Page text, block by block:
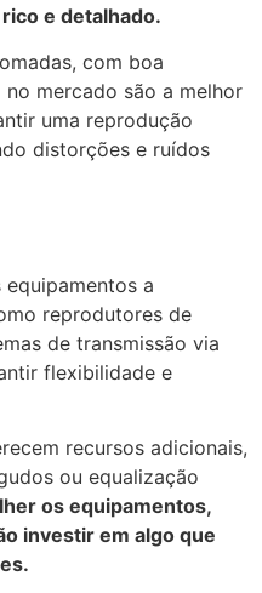
e detalhado.
com boa
mercado são a melhor
uma reprodução
distorções e ruídos
a
reprodutores de
de transmissão via
flexibilidade e
recursos adicionais,
ou equalização
os equipamentos,
investir em algo que